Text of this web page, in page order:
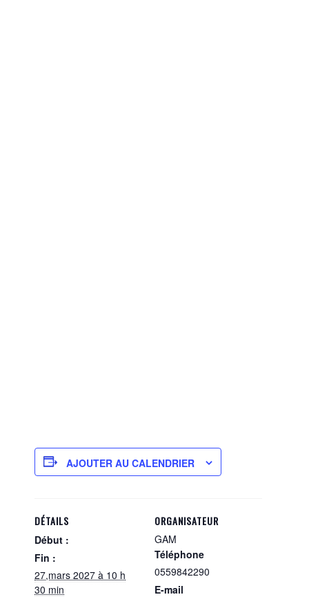
AJOUTER AU CALENDRIER
DÉTAILS
Début :
Fin :
27,mars 2027 à 10 h
30 min
ORGANISATEUR
GAM
Téléphone
0559842290
E-mail